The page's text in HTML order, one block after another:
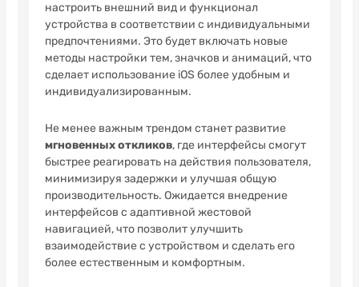
настроить внешний вид и функционал
устройства в соответствии с индивидуальными
предпочтениями. Это будет включать новые
методы настройки тем, значков и анимаций, что
сделает использование iOS более удобным и
индивидуализированным.
Не менее важным трендом станет развитие
мгновенных откликов, где интерфейсы смогут
быстрее реагировать на действия пользователя,
минимизируя задержки и улучшая общую
производительность. Ожидается внедрение
интерфейсов с адаптивной жестовой
навигацией, что позволит улучшить
взаимодействие с устройством и сделать его
более естественным и комфортным.